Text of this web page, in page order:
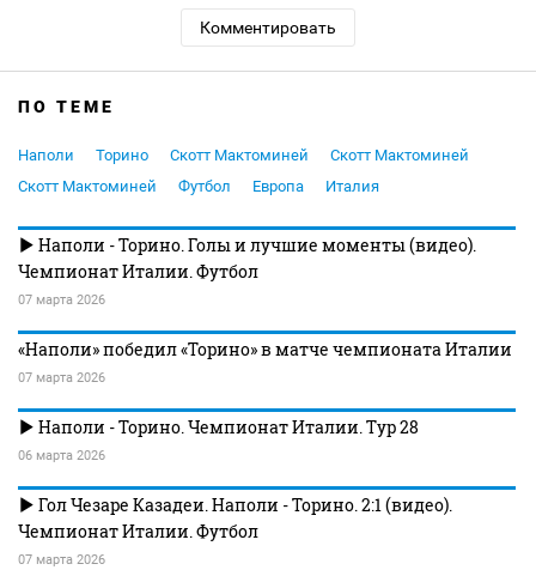
Комментировать
ПО ТЕМЕ
Наполи Торино Скотт Мактоминей
Скотт Мактоминей
Скотт Мактоминей
Футбол Европа Италия
Наполи - Торино. Голы и лучшие моменты (видео).
Чемпионат Италии. Футбол
07 марта 2026
«Наполи» победил «Торино» в матче чемпионата Италии
07 марта 2026
Наполи - Торино. Чемпионат Италии. Тур 28
06 марта 2026
Гол Чезаре Казадеи. Наполи - Торино. 2:1 (видео).
Чемпионат Италии. Футбол
07 марта 2026